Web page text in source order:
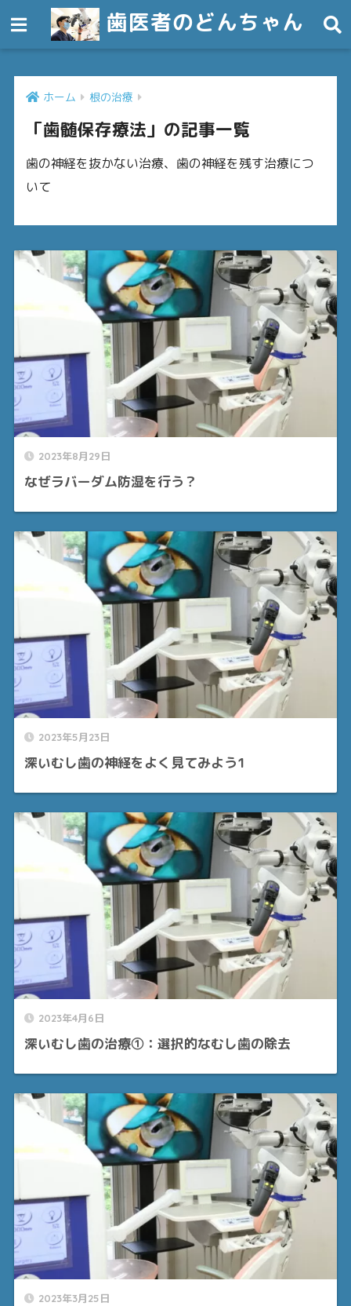
歯医者のどんちゃん
ホーム 根の治療
「歯髄保存療法」の記事一覧
歯の神経を抜かない治療、歯の神経を残す治療につ
いて
2023年8月29日
なぜラバーダム防湿を行う？
2023年5月23日
深いむし歯の神経をよく見てみよう1
2023年4月6日
深いむし歯の治療①：選択的なむし歯の除去
2023年3月25日